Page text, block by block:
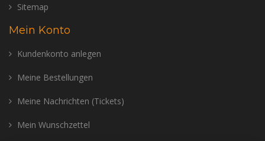
Sitemap
Mein Konto
Kundenkonto anlegen
Meine Bestellungen
Meine Nachrichten (Tickets)
Mein Wunschzettel